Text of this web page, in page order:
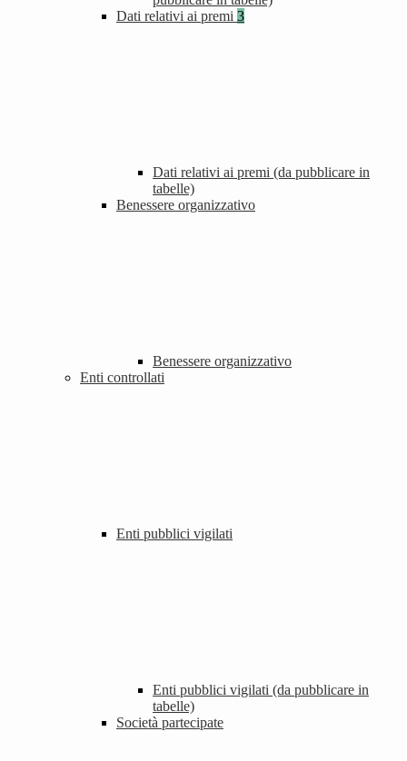
Dati relativi ai premi 3
Dati relativi ai premi (da pubblicare in
tabelle)
Benessere organizzativo
Benessere organizzativo
Enti controllati
Enti pubblici vigilati
Enti pubblici vigilati (da pubblicare in
tabelle)
Società partecipate